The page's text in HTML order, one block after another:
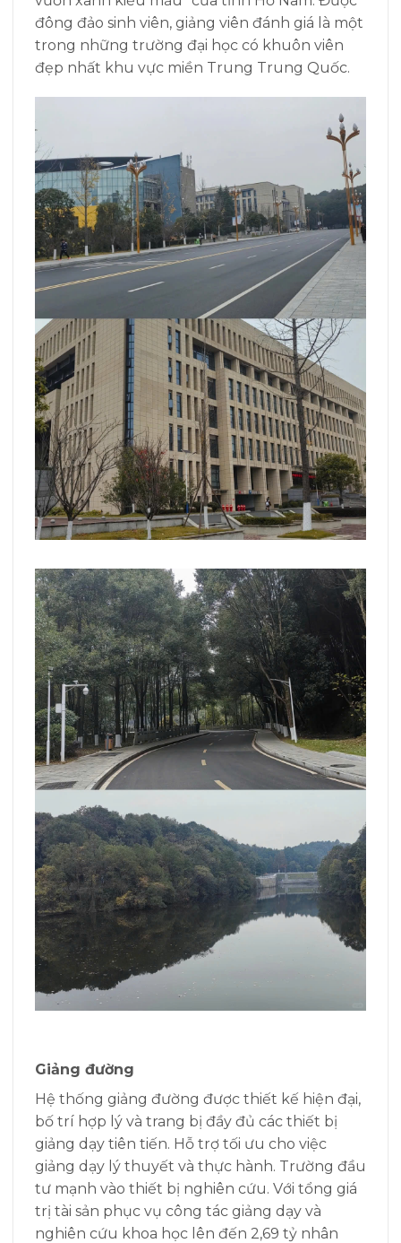
đông đảo sinh viên, giảng viên đánh giá là một
trong những trường đại học có khuôn viên
đẹp nhất khu vực miền Trung Trung Quốc.
Giảng đường
Hệ thống giảng đường được thiết kế hiện đại,
bố trí hợp lý và trang bị đầy đủ các thiết bị
giảng dạy tiên tiến. Hỗ trợ tối ưu cho việc
giảng dạy lý thuyết và thực hành. Trường đầu
tư mạnh vào thiết bị nghiên cứu. Với tổng giá
trị tài sản phục vụ công tác giảng dạy và
nghiên cứu khoa học lên đến 2,69 tỷ nhân